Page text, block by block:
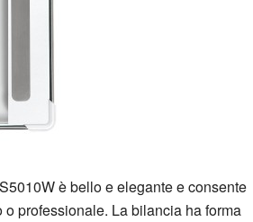
è bello e elegante e consente
professionale. La bilancia ha forma